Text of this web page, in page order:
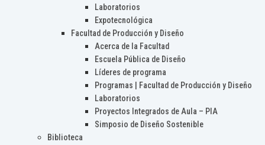
Laboratorios
Expotecnológica
Facultad de Producción y Diseño
Acerca de la Facultad
Escuela Pública de Diseño
Líderes de programa
Programas | Facultad de Producción y Diseño
Laboratorios
Proyectos Integrados de Aula – PIA
Simposio de Diseño Sostenible
Biblioteca